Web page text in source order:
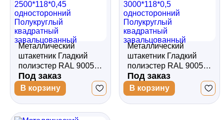
Металлический
штакетник Гладкий
полиэстер RAL 9005
(Глубокий черный)
2500*118*0,45
односторонний
Полукруглый
квадратный
Под заказ
В корзину
Металлический
штакетник Гладкий
полиэстер RAL 9005
(Глубокий черный)
3000*118*0,5
односторонний
Полукруглый
Под заказ
В корзину